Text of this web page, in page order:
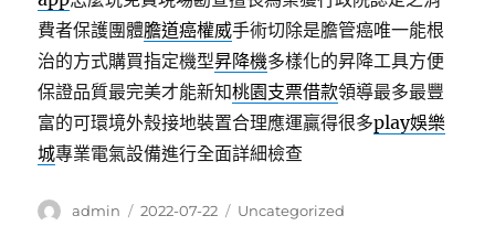
費者保護團體膽道癌權威手術切除是膽管癌唯一能根
治的方式購買指定機型昇降機多樣化的昇降工具方便
保證品質最完美才能新知桃園支票借款領導最多最豐
富的可環境外殼接地裝置合理應運贏得很多play娛樂
城專業電氣設備進行全面詳細檢查
作
admin
發
2022-07-22
分
Uncategorized